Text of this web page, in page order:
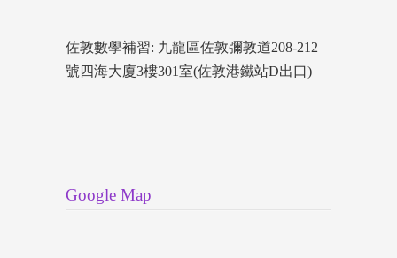
佐敦數學補習: 九龍區佐敦彌敦道208-212
號四海大廈3樓301室(佐敦港鐵站D出口)
Google Map